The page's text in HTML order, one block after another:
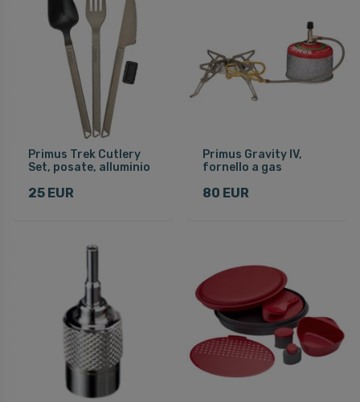
Primus Trek Cutlery
Set, posate, alluminio
25 EUR
Primus Gravity IV,
fornello a gas
80 EUR